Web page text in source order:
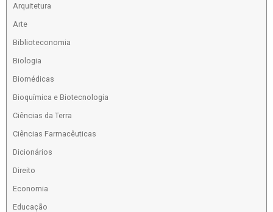
Arquitetura
Arte
Biblioteconomia
Biologia
Biomédicas
Bioquímica e Biotecnologia
Ciências da Terra
Ciências Farmacêuticas
Dicionários
Direito
Economia
Educação